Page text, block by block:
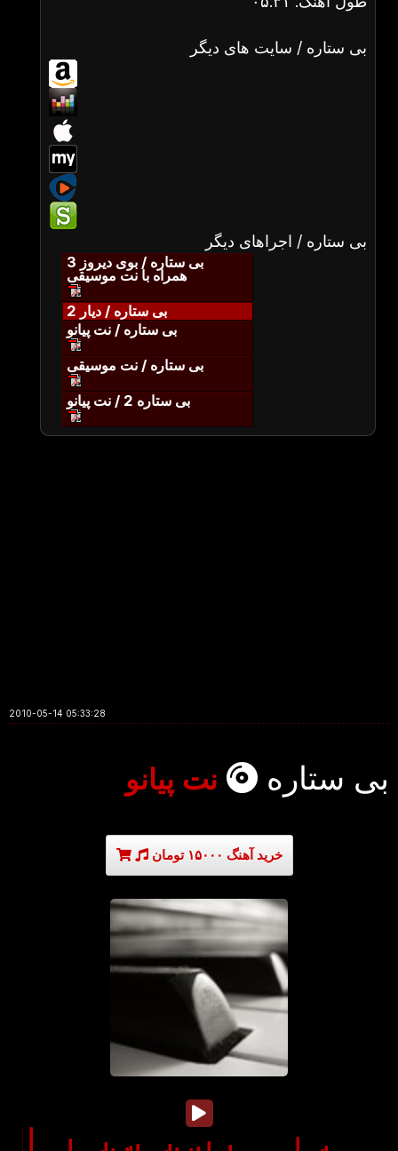
بی ستاره / سایت های دیگر
بی ستاره / اجراهای دیگر
بی ستاره / بوی دیروز 3
همراه با نت موسیقی
بی ستاره / دیار 2
بی ستاره / نت پیانو
بی ستاره / نت موسیقی
بی ستاره 2 / نت پیانو
2010-05-14 05:33:28
بی ستاره نت پیانو
خرید آهنگ ۱۵۰۰۰ تومان